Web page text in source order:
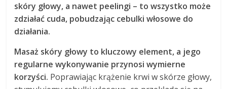
skóry głowy, a nawet peelingi – to wszystko może
zdziałać cuda, pobudzając cebulki włosowe do
działania.
Masaż skóry głowy to kluczowy element, a jego
regularne wykonywanie przynosi wymierne
korzyści. Poprawiając krążenie krwi w skórze głowy,